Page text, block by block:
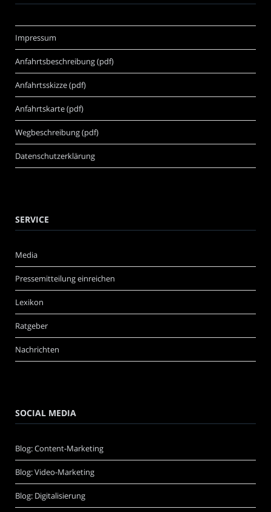
Impressum
Anfahrtsbeschreibung (pdf)
Anfahrtsskizze (pdf)
Anfahrtskarte (pdf)
Wegbeschreibung (pdf)
Datenschutzerklärung
SERVICE
Media
Pressemitteilung einreichen
Lexikon
Ratgeber
Nachrichten
SOCIAL MEDIA
Blog: Content-Marketing
Blog: Video-Marketing
Blog: Digitalisierung